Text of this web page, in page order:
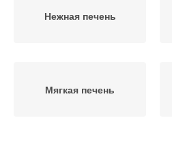
Нежная печень
Мягкая печень